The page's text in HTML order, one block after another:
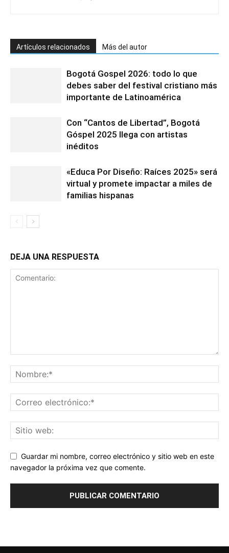
Artículos relacionados Más del autor
Bogotá Gospel 2026: todo lo que
debes saber del festival cristiano más
importante de Latinoamérica
Con “Cantos de Libertad”, Bogotá
Góspel 2025 llega con artistas
inéditos
«Educa Por Diseño: Raíces 2025» será
virtual y promete impactar a miles de
familias hispanas
DEJA UNA RESPUESTA
Guardar mi nombre, correo electrónico y sitio web en este
navegador la próxima vez que comente.